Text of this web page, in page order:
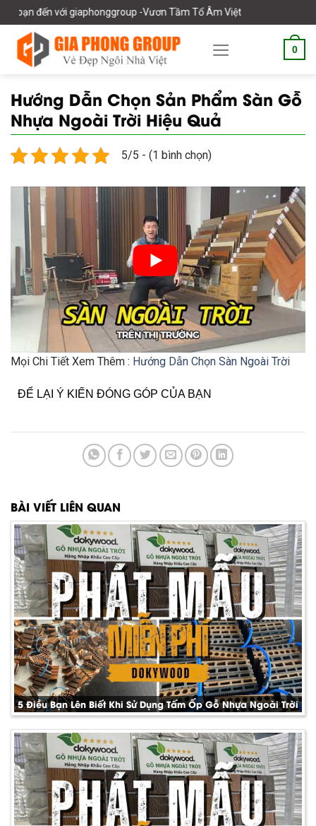
Skip
to
content
với giaphonggroup -Vươn Tầm Tổ Âm Việt
0
Hướng Dẫn Chọn Sản Phẩm Sàn Gỗ
Nhựa Ngoài Trời Hiệu Quả
5/5 - (1 bình chọn)
Mọi Chi Tiết Xem Thêm : Hướng Dẫn Chọn Sàn Ngoài Trời
ĐỂ LẠI Ý KIẾN ĐÓNG GÓP CỦA BẠN
BÀI VIẾT LIÊN QUAN
5 Điều Bạn Lên Biết Khi Sử Dụng Tấm Ốp Gỗ Nhựa Ngoài Trời